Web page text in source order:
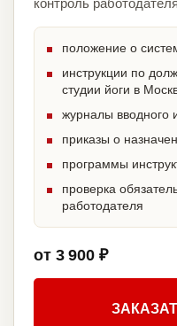
контроль
положение о
инструкции по
студии йоги в
журналы вводного
приказы о
программы
проверка
работодателя
от 3 900 ₽